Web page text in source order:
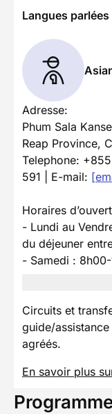
Langues parlées
Adresse:
Phum Sala
Reap Province,
Telephone:
591 | E-mail:
Horaires
- Lundi au
du déjeuner
- Samedi :
Circuits et
guide/
agréés.
En savoir plus